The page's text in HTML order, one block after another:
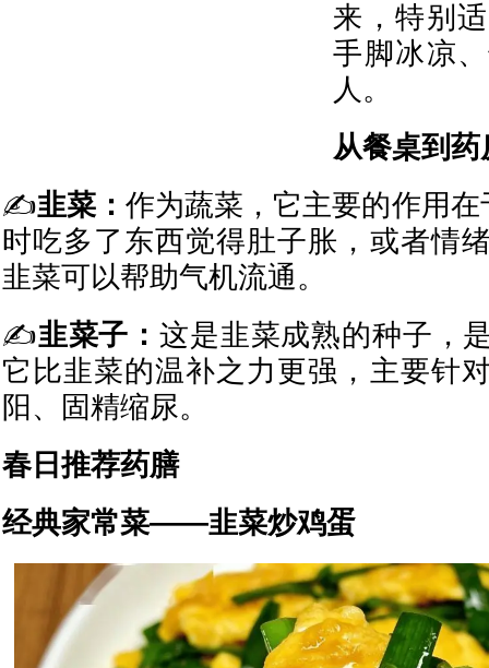
来，特别
手脚冰凉
人。
从餐桌到
✍韭菜：作为蔬菜，它主要的作用在
时吃多了东西觉得肚子胀，或者情
韭菜可以帮助气机流通。
✍韭菜子：这是韭菜成熟的种子，
它比韭菜的温补之力更强，主要针
阳、固精缩尿。
春日推荐药膳
经典家常菜——韭菜炒鸡蛋